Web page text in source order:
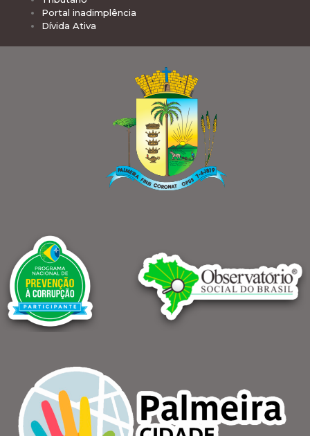
Portal inadimplência
Dívida Ativa